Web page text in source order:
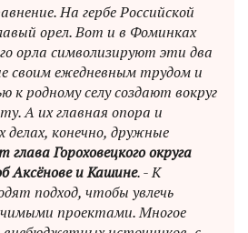
На гербе Российской
орел. Вот и в Фоминках
орла символизируют эти два
своим ежедневным трудом и
к родному селу создают вокруг
А их главная опора и
делах, конечно, дружные
глава Гороховецкого округа
Аксёнове и Кашине. - К
подход, чтобы увлечь
проектами. Многое